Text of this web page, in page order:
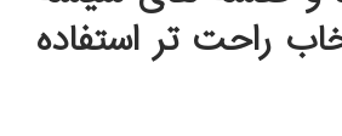
راحت تر استفاده